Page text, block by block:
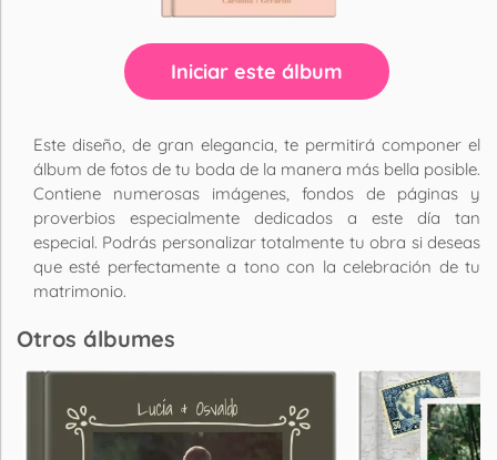
Iniciar este álbum
Este diseño, de gran elegancia, te permitirá componer el
álbum de fotos de tu boda de la manera más bella posible.
Contiene numerosas imágenes, fondos de páginas y
proverbios especialmente dedicados a este día tan
especial. Podrás personalizar totalmente tu obra si deseas
que esté perfectamente a tono con la celebración de tu
matrimonio.
Otros álbumes